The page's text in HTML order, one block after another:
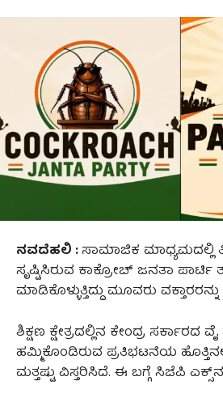
ನವದೆಹಲಿ :ಸಾಮಾಜಿಕ ಮಾಧ್ಯಮದಲ್ಲಿ
ಸೃಷ್ಟಿಸಿರುವ ಕಾಕ್ರೋಚ್ ಜನತಾ ಪಾರ್ಟಿ
ಮಾಡಿಕೊಳ್ಳುತ್ತಿದ್ದು ಮೂವರು
ಶಿಕ್ಷಣ ಕ್ಷೇತ್ರದಲ್ಲಿನ ಕೇಂದ್ರ ಸರ್ಕಾರದ
ಹಮ್ಮಿಕೊಂಡಿರುವ ಪ್ರತಿಭಟನೆಯ
ಮತ್ತಷ್ಟು ವಿಸ್ತರಿಸಿದೆ. ಈ ಬಗ್ಗೆ ಸಿಜೆಪಿ